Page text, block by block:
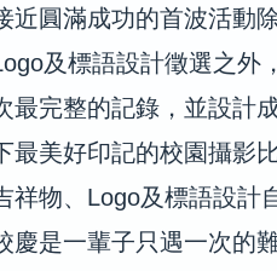
近圓滿成功的首波活動
及標語設計徵選之外
最完整的記錄，並設計
最美好印記的校園攝影比
祥物、Logo及標語設計
慶是一輩子只遇一次的